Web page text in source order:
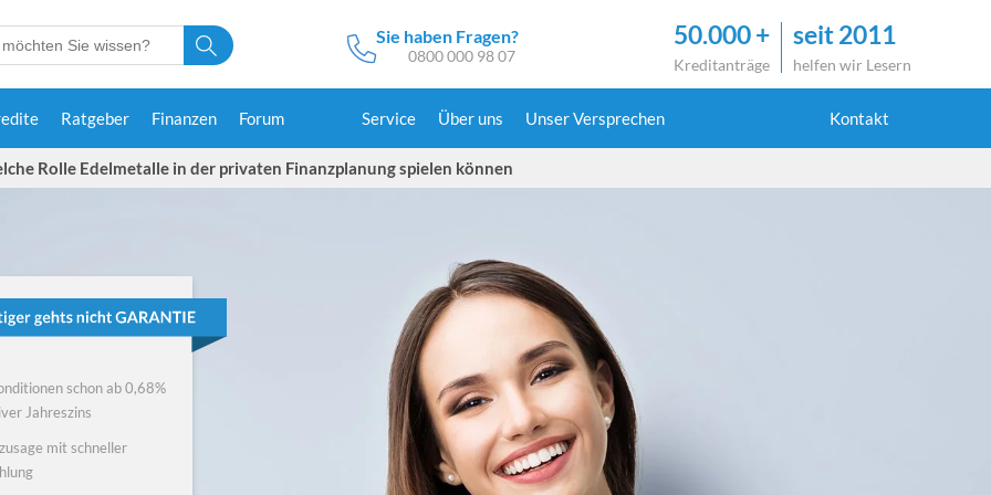
Sie haben Fragen?
0800 000 98 07
50.000 +
Kreditanträge
seit 2011
helfen wir Lesern
Ratgeber Finanzen Forum Service Über uns Unser Versprechen Kontakt
Rolle Edelmetalle in der privaten Finanzplanung spielen können
schon ab 0,68%
Jahreszins
mit schneller